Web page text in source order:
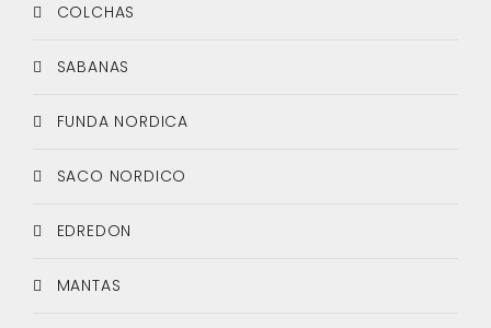
COLCHAS
SABANAS
FUNDA NORDICA
SACO NORDICO
EDREDON
MANTAS